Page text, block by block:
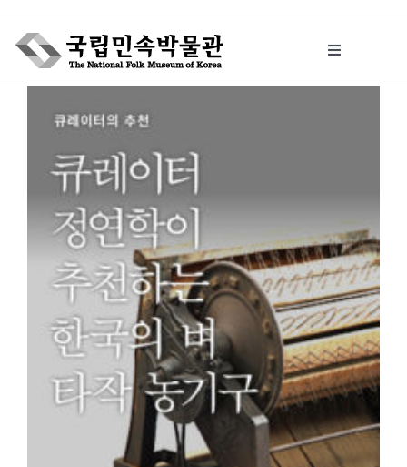
Skip
content
Toggle
박물관에서는
민속이야기
민속 인사이드
원문보기 PDF
박물관 홈페이지